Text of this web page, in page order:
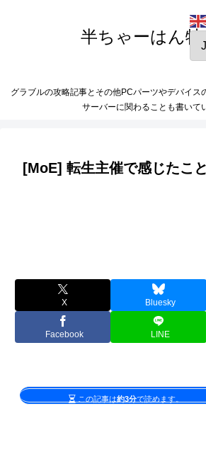
半ちゃーはん
グラブルの攻略記事とその他PCパーツやデバイス
サーバーに関わることも書いて
[MoE] 転生主催で感じたこと
X Bluesky
Facebook LINE
この記事は約3分で読めます。